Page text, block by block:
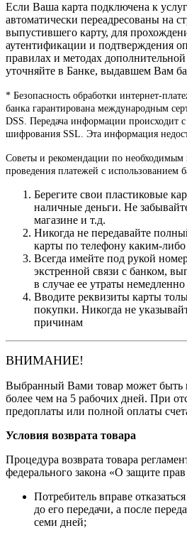
Если Ваша карта подключена к
автоматически переадресованы на
выпустившего карту, для
аутентификации и подтверждения
правилах и методах
уточняйте в Банке, выдавшем Вам
* Безопасность обработки интернет-
банка гарантирована международным
DSS. Передача информации происходит
шифрования SSL. Эта информация
Советы и рекомендации по необходимым
проведения платежей с использованием
Берегите свои пластиковые
наличные деньги. Не
магазине и т.д.
Никогда не передавайте
карты по телефону каким-
Всегда имейте под рукой
экстренной связи с банком,
в случае ее утраты
Вводите реквизиты карты
покупки. Никогда не
причинам
ВНИМАНИЕ!
Выбранный Вами товар может быть
более чем на 5 рабочих дней. При
предоплаты или полной оплаты
Условия возврата товара
Процедура возврата товара
федерального закона «О защите
Потребитель вправе
до его передачи, а после
семи дней;